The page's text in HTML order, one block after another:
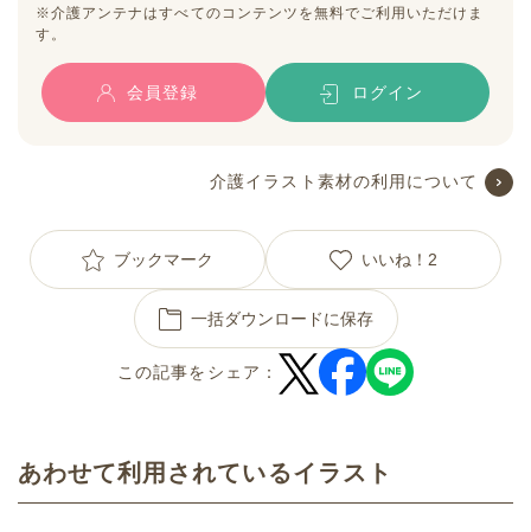
※介護アンテナはすべてのコンテンツを無料でご利用いただけま
す。
会員登録 ログイン
介護イラスト素材の利用について
ブックマーク いいね！ 2
一括ダウンロードに保存
この記事をシェア：
あわせて利用されているイラスト